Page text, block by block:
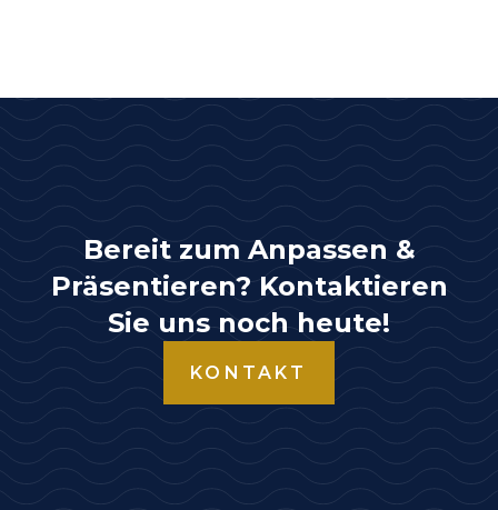
Bereit zum Anpassen &
Präsentieren? Kontaktieren
Sie uns noch heute!
KONTAKT